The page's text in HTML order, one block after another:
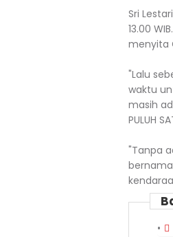
Sri
13.00
menyita
"Lalu
waktu
masih
PULUH
"Tanpa